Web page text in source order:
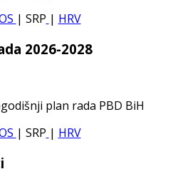
| SRP | HRV
2026-2028
plan rada PBD BiH
| SRP | HRV